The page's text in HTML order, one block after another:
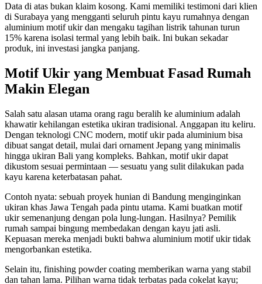
Data di atas bukan klaim kosong. Kami memiliki testimoni dari klien
di Surabaya yang mengganti seluruh pintu kayu rumahnya dengan
aluminium motif ukir dan mengaku tagihan listrik tahunan turun
15% karena isolasi termal yang lebih baik. Ini bukan sekadar
produk, ini investasi jangka panjang.
Motif Ukir yang Membuat Fasad Rumah
Makin Elegan
Salah satu alasan utama orang ragu beralih ke aluminium adalah
khawatir kehilangan estetika ukiran tradisional. Anggapan itu keliru.
Dengan teknologi CNC modern, motif ukir pada aluminium bisa
dibuat sangat detail, mulai dari ornament Jepang yang minimalis
hingga ukiran Bali yang kompleks. Bahkan, motif ukir dapat
dikustom sesuai permintaan — sesuatu yang sulit dilakukan pada
kayu karena keterbatasan pahat.
Contoh nyata: sebuah proyek hunian di Bandung menginginkan
ukiran khas Jawa Tengah pada pintu utama. Kami buatkan motif
ukir semenanjung dengan pola lung-lungan. Hasilnya? Pemilik
rumah sampai bingung membedakan dengan kayu jati asli.
Kepuasan mereka menjadi bukti bahwa aluminium motif ukir tidak
mengorbankan estetika.
Selain itu, finishing powder coating memberikan warna yang stabil
dan tahan lama. Pilihan warna tidak terbatas pada cokelat kayu;